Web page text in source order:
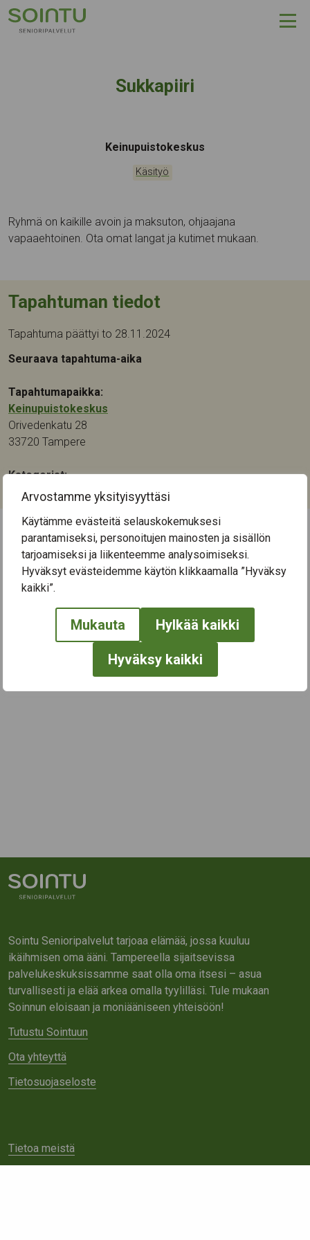
Arvostamme yksityisyyttäsi
Käytämme evästeitä selauskokemuksesi
parantamiseksi, personoitujen mainosten ja sisällön
tarjoamiseksi ja liikenteemme analysoimiseksi.
Hyväksyt evästeidemme käytön klikkaamalla ”Hyväksy
kaikki”.
Mukauta Hylkää kaikki
Hyväksy kaikki
Hyppää sisältöön
Sukkapiiri
Tapahtumapaikka:
Keinupuistokeskus
Kategoriat:
Käsityö
Ryhmä on kaikille avoin ja maksuton, ohjaajana
vapaaehtoinen. Ota omat langat ja kutimet mukaan.
Tapahtuman tiedot
Tapahtuma päättyi to 28.11.2024
Seuraava tapahtuma-aika
Tapahtumapaikka:
Keinupuistokeskus
Orivedenkatu 28
33720 Tampere
Kategoriat:
Käsityö
← Näytä kaikki tapahtumat
Sointu Senioripalvelut tarjoaa elämää, jossa kuuluu
ikäihmisen oma ääni. Tampereella sijaitsevissa
palvelukeskuksissamme saat olla oma itsesi – asua
turvallisesti ja elää arkea omalla tyylilläsi. Tule mukaan
Soinnun eloisaan ja moniääniseen yhteisöön!
Tutustu Sointuun
Ota yhteyttä
Tietosuojaseloste
Tietoa meistä